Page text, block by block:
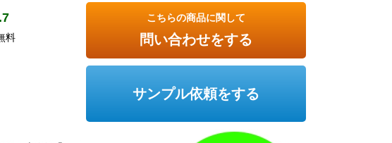
料
こちらの商品に関して
問い合わせをする
サンプル依頼をする